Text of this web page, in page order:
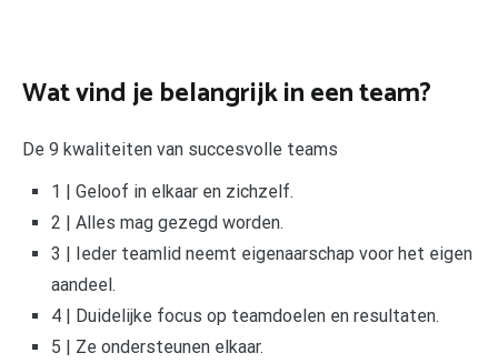
Wat vind je belangrijk in een team?
De 9 kwaliteiten van succesvolle teams
1 | Geloof in elkaar en zichzelf.
2 | Alles mag gezegd worden.
3 | Ieder teamlid neemt eigenaarschap voor het eigen
aandeel.
4 | Duidelijke focus op teamdoelen en resultaten.
5 | Ze ondersteunen elkaar.